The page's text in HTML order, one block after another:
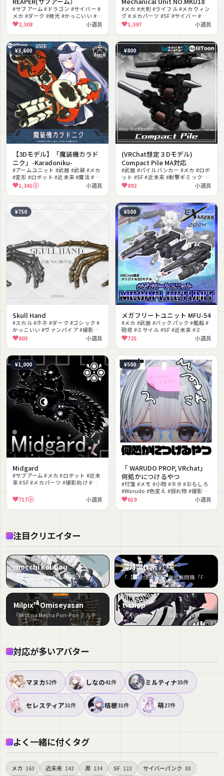
#サブアーム #ドラゴン #サイバー #
メカ #ダーク #発光 #かっこいい #厨
二病 #SF #撮影向け
2,308 小道具
#メカ #大剣 #ライフル #メカウィン
グ #メカパーツ #SF #サイバー #近
未来 #色変更可能 #バトル
1,397 小道具
¥3,600
【3Dモデル】「魔装機カラド
ニク」-Karadoniku-
#アームユニット #武器 #武装 #メカ
#変形 #ロボット #近未来 #魔法 #ク
ール #汎用
1,341 小道具
¥800
(VRChat想定３Dモデル)
Compact Pile MA対応
#武器 #パイルバンカー #メカ #ロボ
ット #SF #近未来 #射撃ギミック
#MA対応 #タクティカル #シンプル
892 小道具
¥750
Skull Hand
#スカル #ホネ #ダーク #ゴシック #
かっこいい #ヴァンパイア #撮影向
け #色変更可能 #ハロウィン
803 小道具
¥500
メガフリートユニット MFU-54
#メカ #武器 #バックパック #艦船 #
砲塔 #ミサイル #SF #近未来 #ミリ
タリー #シェイプキー
725 小道具
¥1,000
Midgard
#サブアーム #メカ #ロボット #近未
来 #SF #メカパーツ #撮影向け #か
717 小道具
¥500
「 WARUDO PROP, VRchat」
何処かにつけるやつ
#付箋 #メモ #小物 #ネタ #おもしろ
#Warudo #色変え #揺れ物 #撮影向
け619 小道具
注目クリエイター
mocchi koubou
『メカユニット NO.MKU19』など9件
深月製作所
『【MA対応】可変支援戦闘機「FLM-03」』など8件
Milpix™ Omiseyasan
『Milltina Mecha Pon-Pon ミルティナ メカぽんぽん』など8件
t-shop
『【VRChat】 *:゜ほぼ全アバター対応 機械足:*【14アバターセットアップ済み全部入り】』など8件
対応が多いアバター
マヌカ52件 しなの41件 ミルティナ35件
セレスティア31件 桔梗31件 萌27件
よく一緒に付くタグ
メカ 163 近未来 143 黒 134 SF 123 サイバーパンク 88